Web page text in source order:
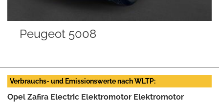
Peugeot 5008
Verbrauchs- und Emissionswerte nach WLTP:
Opel Zafira Electric Elektromotor Elektromotor